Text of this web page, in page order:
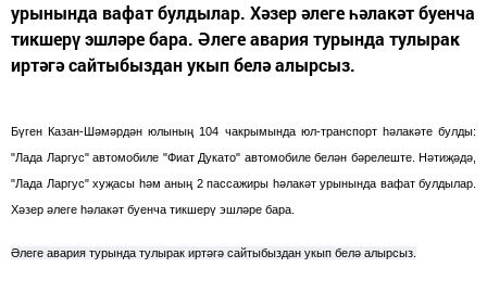
урынында вафат булдылар. Хәзер әлеге һәлакәт буенча
тикшерү эшләре бара. Әлеге авария турында тулырак
иртәгә сайтыбыздан укып белә алырсыз.
Бүген Казан-Шәмәрдән юлының 104 чакрымында юл-транспорт һәлакәте булды:
"Лада Ларгус" автомобиле "Фиат Дукато" автомобиле белән бәрелеште. Нәтиҗәдә,
"Лада Ларгус" хуҗасы һәм аның 2 пассажиры һәлакәт урынында вафат булдылар.
Хәзер әлеге һәлакәт буенча тикшерү эшләре бара.
Әлеге авария турында тулырак иртәгә сайтыбыздан укып белә алырсыз.